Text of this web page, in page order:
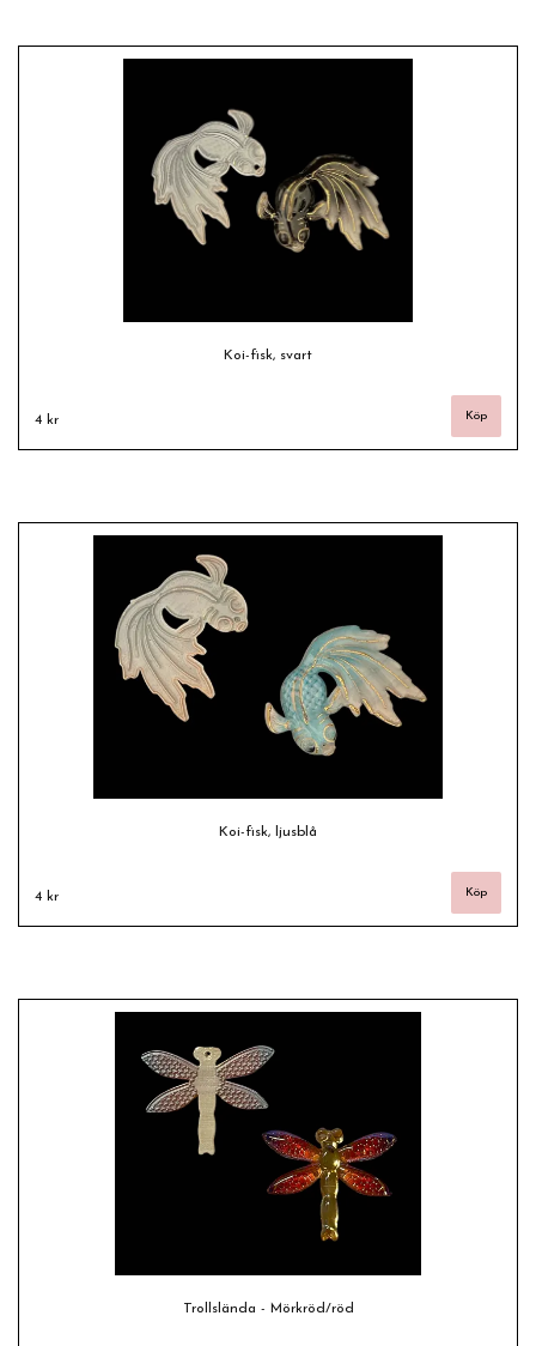
Koi-fisk, svart
4 kr
Koi-fisk, ljusblå
4 kr
Trollslända - Mörkröd/röd